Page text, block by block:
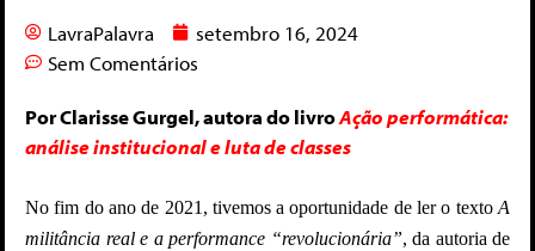
LavraPalavra
setembro 16, 2024
Sem Comentários
Por Clarisse Gurgel, autora do livroAção performática:
análise institucional e luta de classes
No fim do ano de 2021, tivemos a oportunidade de ler o textoA
militância real e a performance “revolucionária”, da autoria de